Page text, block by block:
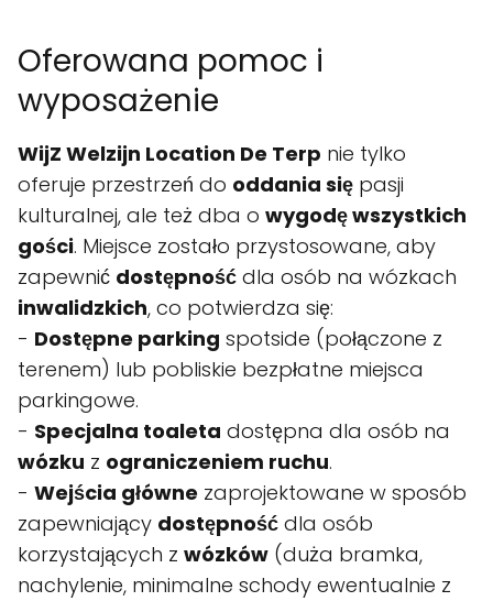
Oferowana pomoc i
wyposażenie
WijZ Welzijn Location De Terp nie tylko
oferuje przestrzeń do oddania się pasji
kulturalnej, ale też dba o wygodę wszystkich
gości. Miejsce zostało przystosowane, aby
zapewnić dostępność dla osób na wózkach
inwalidzkich, co potwierdza się:
- Dostępne parking spotside (połączone z
terenem) lub pobliskie bezpłatne miejsca
parkingowe.
- Specjalna toaleta dostępna dla osób na
wózku z ograniczeniem ruchu.
- Wejścia główne zaprojektowane w sposób
zapewniający dostępność dla osób
korzystających z wózków (duża bramka,
nachylenie, minimalne schody ewentualnie z